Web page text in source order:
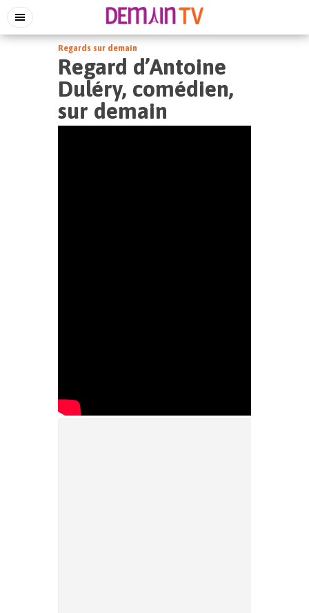
Regards sur demain
Regard d’Antoine
Duléry, comédien,
sur demain